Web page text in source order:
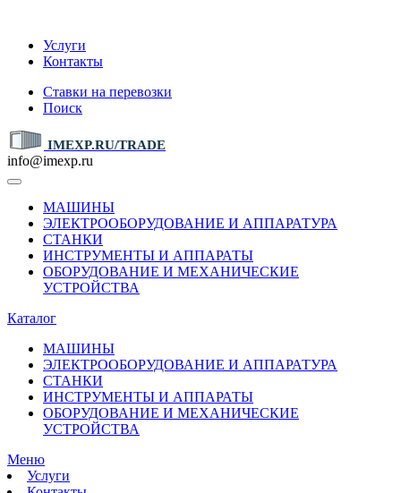
Услуги
Контакты
Ставки на перевозки
Поиск
IMEXP.RU/TRADE
info@imexp.ru
МАШИНЫ
ЭЛЕКТРООБОРУДОВАНИЕ И АППАРАТУРА
СТАНКИ
ИНСТРУМЕНТЫ И АППАРАТЫ
ОБОРУДОВАНИЕ И МЕХАНИЧЕСКИЕ
УСТРОЙСТВА
Каталог
МАШИНЫ
ЭЛЕКТРООБОРУДОВАНИЕ И АППАРАТУРА
СТАНКИ
ИНСТРУМЕНТЫ И АППАРАТЫ
ОБОРУДОВАНИЕ И МЕХАНИЧЕСКИЕ
УСТРОЙСТВА
Меню
Услуги